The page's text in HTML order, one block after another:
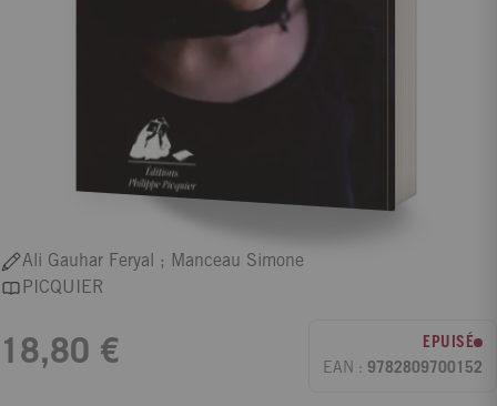
Ali Gauhar Feryal ; Manceau Simone
PICQUIER
18,80 €
EPUISÉ
EAN : 9782809700152